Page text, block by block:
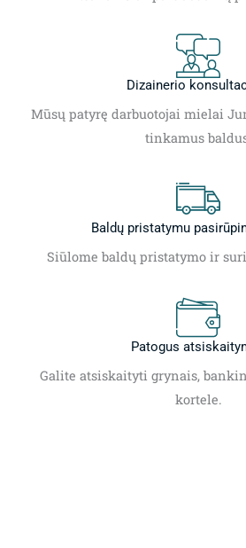
Dizainerio
Mūsų patyrę darbuotojai mielai
tinkamus
Baldų pristatymu
Siūlome baldų pristatymo ir
Patogus
Galite atsiskaityti grynais,
kortele.